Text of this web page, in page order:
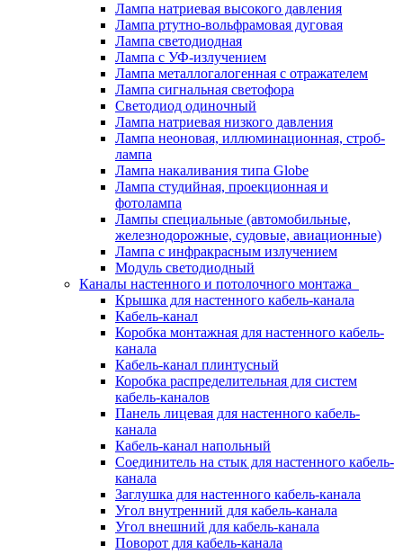
Лампа натриевая высокого давления
Лампа ртутно-вольфрамовая дуговая
Лампа светодиодная
Лампа с УФ-излучением
Лампа металлогалогенная с отражателем
Лампа сигнальная светофора
Светодиод одиночный
Лампа натриевая низкого давления
Лампа неоновая, иллюминационная, строб-
лампа
Лампа накаливания типа Globe
Лампа студийная, проекционная и
фотолампа
Лампы специальные (автомобильные,
железнодорожные, судовые, авиационные)
Лампа с инфракрасным излучением
Модуль светодиодный
Каналы настенного и потолочного монтажа
Крышка для настенного кабель-канала
Кабель-канал
Коробка монтажная для настенного кабель-
канала
Кабель-канал плинтусный
Коробка распределительная для систем
кабель-каналов
Панель лицевая для настенного кабель-
канала
Кабель-канал напольный
Соединитель на стык для настенного кабель-
канала
Заглушка для настенного кабель-канала
Угол внутренний для кабель-канала
Угол внешний для кабель-канала
Поворот для кабель-канала